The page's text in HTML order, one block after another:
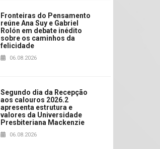
Fronteiras do Pensamento
reúne Ana Suy e Gabriel
Rolón em debate inédito
sobre os caminhos da
felicidade
06.08.2026
Segundo dia da Recepção
aos calouros 2026.2
apresenta estrutura e
valores da Universidade
Presbiteriana Mackenzie
06.08.2026